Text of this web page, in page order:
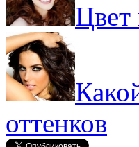
Цвет
оттенков